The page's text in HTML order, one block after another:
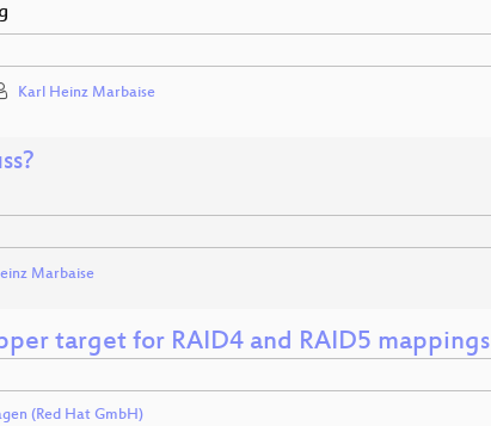
Karl Heinz Marbaise
Marbaise
target for RAID4 and RAID5 mappings
(Red Hat GmbH)